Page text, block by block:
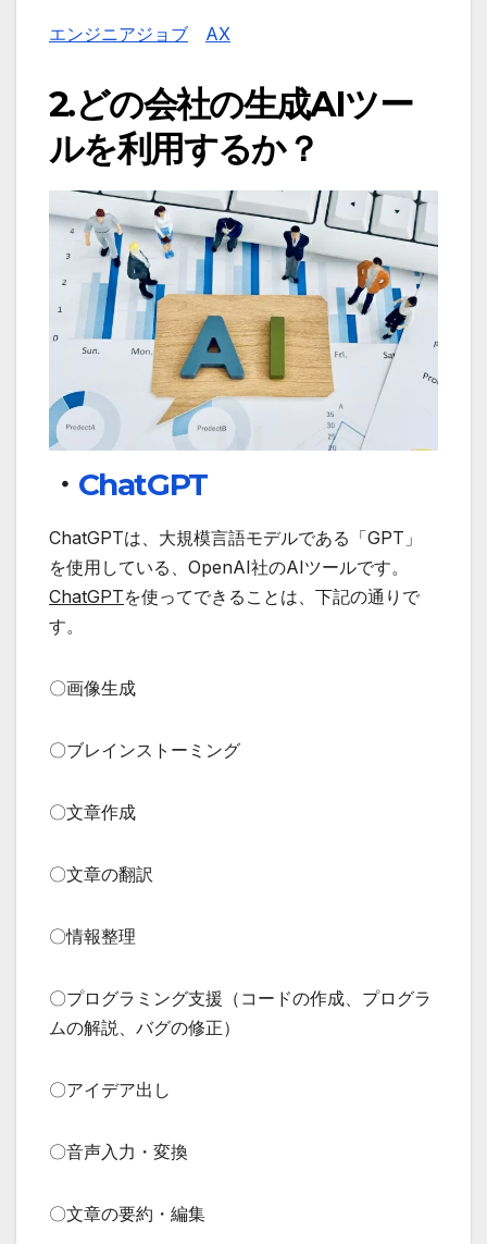
エンジニアジョブ AX
2.どの会社の生成AIツー
ルを利用するか？
・ ChatGPT
ChatGPTは、大規模言語モデルである「GPT」
を使用している、OpenAI社のAIツールです。
ChatGPTを使ってできることは、下記の通りで
す。
〇画像生成
〇ブレインストーミング
〇文章作成
〇文章の翻訳
〇情報整理
〇プログラミング支援（コードの作成、プログラ
ムの解説、バグの修正）
〇アイデア出し
〇音声入力・変換
〇文章の要約・編集